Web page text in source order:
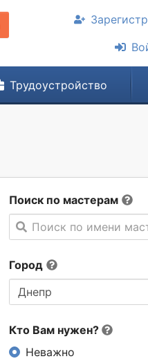
Трудоустройство
Поиск по мастерам
Поиск по имени
Город
Днепр
Кто Вам нужен?
Неважно